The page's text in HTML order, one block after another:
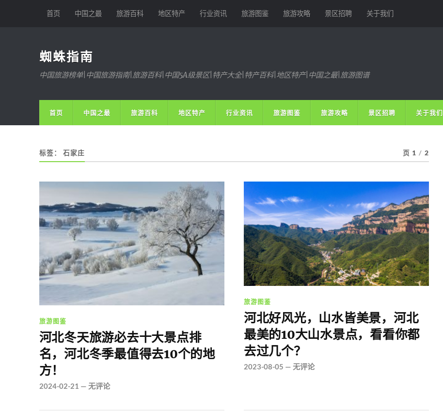
首页 中国之最 旅游百科 地区特产 行业资讯 旅游图鉴 旅游攻略 景区招聘 关于我们
蜘蛛指南
中国旅游榜单|中国旅游指南|旅游百科|中国5A级景区|特产大全|特产百科|地区特产|中国之最|旅游图谱
首页 中国之最 旅游百科 地区特产 行业资讯 旅游图鉴 旅游攻略 景区招聘 关于我们
标签： 石家庄 页 1 / 2
旅游图鉴
河北冬天旅游必去十大景点排
名，河北冬季最值得去10个的地
方！
2024-02-21 — 无评论
旅游图鉴
河北好风光，山水皆美景，河北
最美的10大山水景点，看看你都
去过几个？
2023-08-05 — 无评论